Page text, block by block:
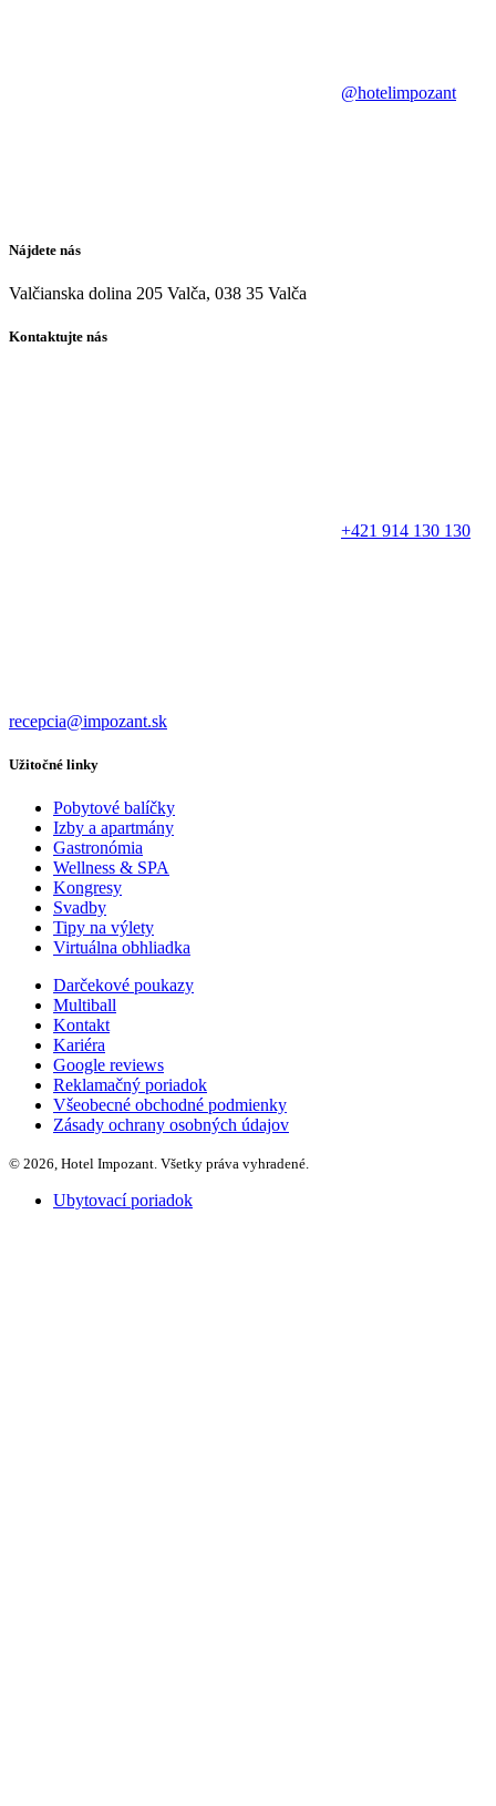
@hotelimpozant
Nájdete nás
Valčianska dolina 205 Valča, 038 35 Valča
Kontaktujte nás
+421 914 130 130
recepcia@impozant.sk
Užitočné linky
Pobytové balíčky
Izby a apartmány
Gastronómia
Wellness & SPA
Kongresy
Svadby
Tipy na výlety
Virtuálna obhliadka
Darčekové poukazy
Multiball
Kontakt
Kariéra
Google reviews
Reklamačný poriadok
Všeobecné obchodné podmienky
Zásady ochrany osobných údajov
© 2026, Hotel Impozant. Všetky práva vyhradené.
Ubytovací poriadok